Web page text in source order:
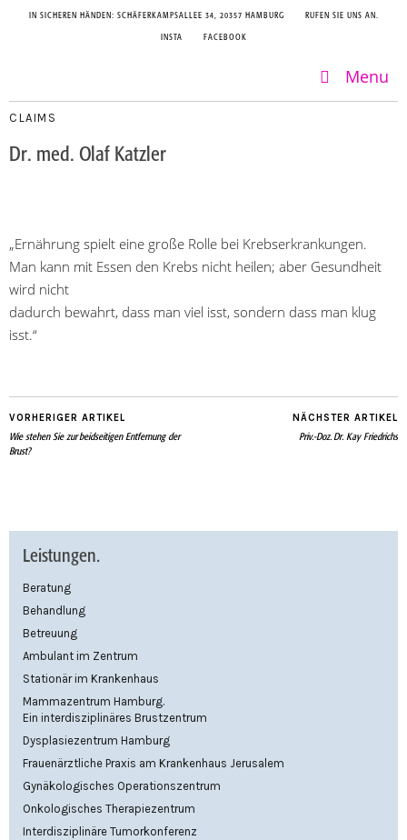
IN SICHEREN HÄNDEN: SCHÄFERKAMPSALLEE 34, 20357 HAMBURG RUFEN SIE UNS AN.
INSTA FACEBOOK
Menu
CLAIMS
Dr. med. Olaf Katzler
„Ernährung spielt eine große Rolle bei Krebserkrankungen.
Man kann mit Essen den Krebs nicht heilen; aber Gesundheit
wird nicht
dadurch bewahrt, dass man viel isst, sondern dass man klug
isst.“
VORHERIGER ARTIKEL
Wie stehen Sie zur beidseitigen Entfernung der
Brust?
NÄCHSTER ARTIKEL
Priv.-Doz. Dr. Kay Friedrichs
Leistungen.
Beratung
Behandlung
Betreuung
Ambulant im Zentrum
Stationär im Krankenhaus
Mammazentrum Hamburg.
Ein interdisziplinäres Brustzentrum
Dysplasiezentrum Hamburg
Frauenärztliche Praxis am Krankenhaus Jerusalem
Gynäkologisches Operationszentrum
Onkologisches Therapiezentrum
Interdisziplinäre Tumorkonferenz